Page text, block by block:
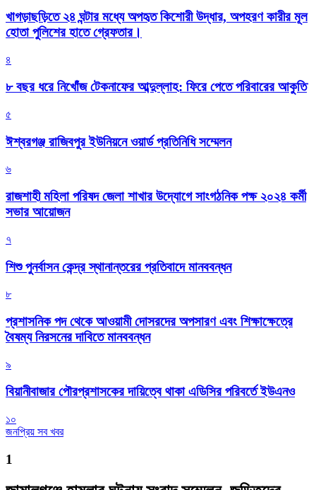
খাগড়াছড়িতে ২৪ ঘন্টার মধ্যে অপহৃত কিশোরী উদ্ধার, অপহরণ কারীর মূল
হোতা পুলিশের হাতে গ্রেফতার।
৪
৮ বছর ধরে নিখোঁজ টেকনাফের আব্দুল্লাহ: ফিরে পেতে পরিবারের আকুতি
৫
ঈশ্বরগঞ্জ রাজিবপুর ইউনিয়নে ওয়ার্ড প্রতিনিধি সম্মেলন
৬
রাজশাহী মহিলা পরিষদ জেলা শাখার উদ্যোগে সাংগঠনিক পক্ষ ২০২৪ কর্মী
সভার আয়োজন
৭
শিশু পুনর্বাসন কেন্দ্র স্থানান্তরের প্রতিবাদে মানববন্ধন
৮
প্রশাসনিক পদ থেকে আওয়ামী দোসরদের অপসারণ এবং শিক্ষাক্ষেত্রে
বৈষম্য নিরসনের দাবিতে মানববন্ধন
৯
বিয়ানীবাজার পৌরপ্রশাসকের দায়িত্বে থাকা এডিসির পরিবর্তে ইউএনও
১০
জনপ্রিয় সব খবর
1